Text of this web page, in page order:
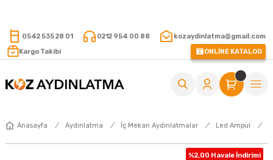
0542 535 28 01 0212 954 00 88
kozaydinlatma@gmail.com
Kargo Takibi
ONLİNE KATALOG
Anasayfa Aydınlatma İç Mekan Aydınlatmalar Led Ampul
%2,00 Havale İndirimi